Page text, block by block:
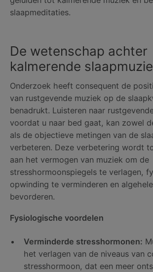
slaapmeditaties.
De wetenschap achter
kalmerende
Onderzoek heeft consequent de
van rustgevende muziek op de
benadrukt. Luisteren naar
voordat u naar bed gaat, kan zowel
als de objectieve metingen van de
verbeteren. Deze verbetering wordt
aan het vermogen van muziek om de
stresshormoonspiegels te verlagen,
opwinding te verminderen en
bevorderen.
Fysiologische voordelen
Verminderde stresshormonen:
het verlagen van de niveaus van
stresshormoon, dat een meer